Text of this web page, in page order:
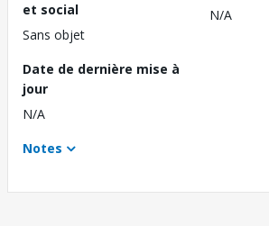
et social
Sans objet
N/A
Date de dernière mise à
jour
N/A
Notes